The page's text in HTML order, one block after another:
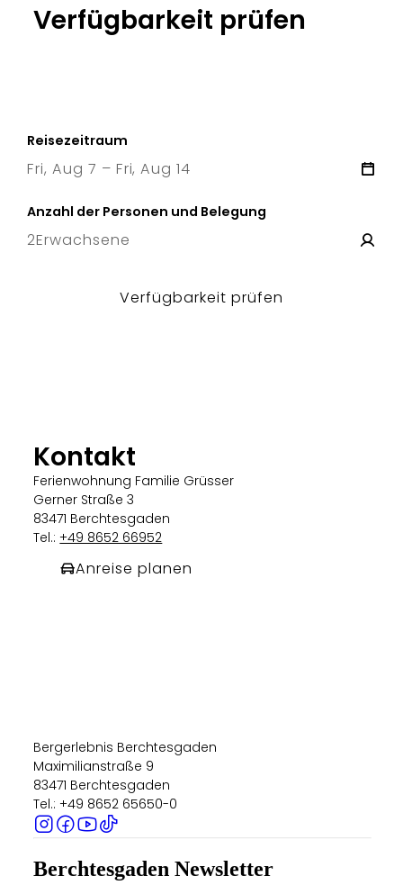
Verfügbarkeit prüfen
Reisezeitraum
Fri, Aug 7 – Fri, Aug 14
Anzahl der Personen und Belegung
2Erwachsene
Verfügbarkeit prüfen
Kontakt
Ferienwohnung Familie Grüsser
Gerner Straße 3
83471 Berchtesgaden
Tel.:+49 8652 66952
Anreise planen
Bergerlebnis Berchtesgaden
Maximilianstraße 9
83471 Berchtesgaden
Tel.: +49 8652 65650-0
Berchtesgaden Newsletter